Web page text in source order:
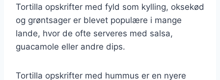
Tortilla opskrifter med fyld som kylling, oksekød
og grøntsager er blevet populære i mange
lande, hvor de ofte serveres med salsa,
guacamole eller andre dips.
Tortilla opskrifter med hummus er en nyere